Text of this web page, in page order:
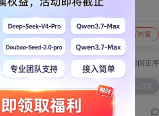
举报 写回复
切换为时间正序